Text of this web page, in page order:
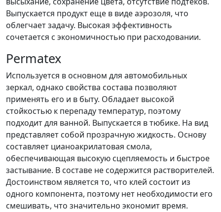
Выпускается продукт еще в виде аэрозоля, что
облегчает задачу. Высокая эффективность
сочетается с экономичностью при расходовании.
Permatex
Используется в основном для автомобильных
зеркал, однако свойства состава позволяют
применять его и в быту. Обладает высокой
стойкостью к перепаду температур, поэтому
подходит для ванной. Выпускается в тюбике. На вид
представляет собой прозрачную жидкость. Основу
составляет цианоакрилатовая смола,
обеспечивающая высокую сцепляемость и быстрое
застывание. В составе не содержится растворителей.
Достоинством является то, что клей состоит из
одного компонента, поэтому нет необходимости его
смешивать, что значительно экономит время.